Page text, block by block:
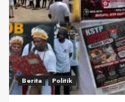
Berita Politik